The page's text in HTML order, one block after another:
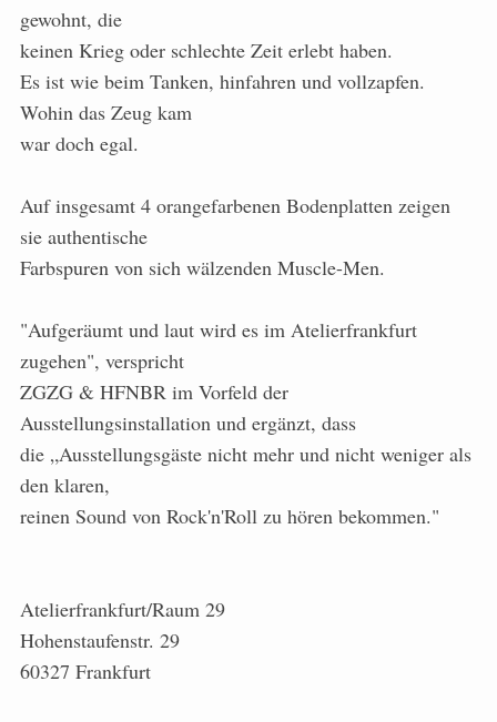
gewohnt, die
keinen Krieg oder schlechte Zeit erlebt haben.
Es ist wie beim Tanken, hinfahren und vollzapfen.
Wohin das Zeug kam
war doch egal.
Auf insgesamt 4 orangefarbenen Bodenplatten zeigen
sie authentische
Farbspuren von sich wälzenden Muscle-Men.
"Aufgeräumt und laut wird es im Atelierfrankfurt
zugehen", verspricht
ZGZG & HFNBR im Vorfeld der
Ausstellungsinstallation und ergänzt, dass
die „Ausstellungsgäste nicht mehr und nicht weniger als
den klaren,
reinen Sound von Rock'n'Roll zu hören bekommen."
Atelierfrankfurt/Raum 29
Hohenstaufenstr. 29
60327 Frankfurt